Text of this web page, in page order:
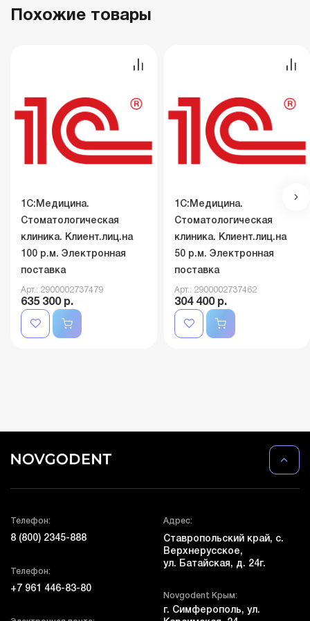
Похожие товары
1С:Медицина.
Стоматологическая
клиника. Клиент.лиц.на
100 р.м. Электронная
поставка
Арт.: 2900002737479
635 300 р.
1С:Медицина.
Стоматологическая
клиника. Клиент.лиц.на
50 р.м. Электронная
поставка
Арт.: 2900002737462
304 400 р.
Телефон:
8 (800) 2345-888
Телефон:
+7 961 446-83-80
Адрес:
Ставропольский край, с.
Верхнерусское,
ул. Батайская, д. 24г.
Novgodent Крым:
г. Симферополь, ул.